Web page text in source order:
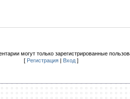
могут только зарегистрированные
[ Регистрация | Вход ]